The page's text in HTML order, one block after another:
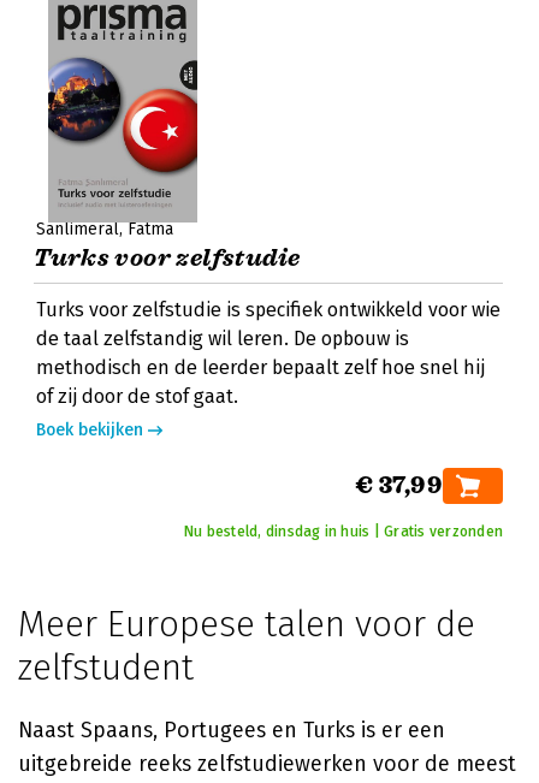
Sanlimeral, Fatma
Turks voor zelfstudie
Turks voor zelfstudie is specifiek ontwikkeld voor wie
de taal zelfstandig wil leren. De opbouw is
methodisch en de leerder bepaalt zelf hoe snel hij
of zij door de stof gaat.
Boek bekijken
€ 37,99
Nu besteld, dinsdag in huis | Gratis verzonden
Meer Europese talen voor de
zelfstudent
Naast Spaans, Portugees en Turks is er een
uitgebreide reeks zelfstudiewerken voor de meest